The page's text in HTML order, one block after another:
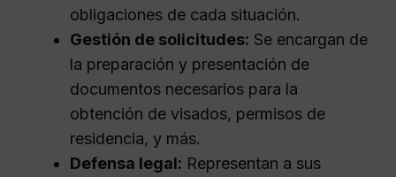
obligaciones de cada situación.
Gestión de solicitudes: Se encargan de
la preparación y presentación de
documentos necesarios para la
obtención de visados, permisos de
residencia, y más.
Defensa legal: Representan a sus